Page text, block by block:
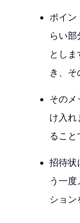
ポイン
らい
とし
き、そ
そのメ
け入れ
ること
招待状
う一
ション